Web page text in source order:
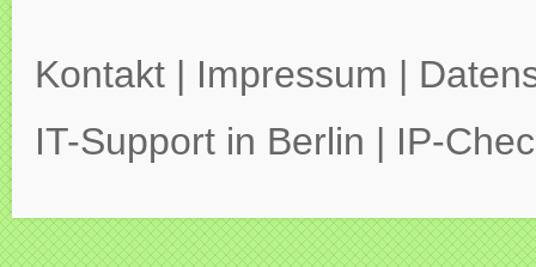
Kontakt | Impressum |
IT-Support in Berlin | IP-